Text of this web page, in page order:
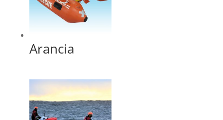
Arancia